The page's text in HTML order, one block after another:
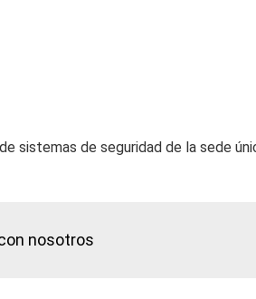
sistemas de seguridad de la sede
nosotros